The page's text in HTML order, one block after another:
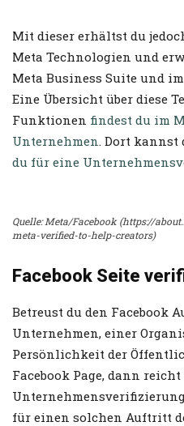
Mit dieser erhältst du
Meta Technologien und
Meta Business Suite und
Eine Übersicht über diese
Funktionen findest du im
Unternehmen. Dort kannst
du für eine
Quelle: Meta/Facebook (https://
meta-verified-to-help-creators)
Facebook Seite
Betreust du den Facebook
Unternehmen, einer
Persönlichkeit der
Facebook Page, dann reicht
für einen solchen Auftritt